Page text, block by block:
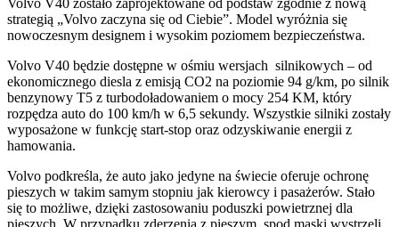
Volvo V40 zostało zaprojektowane od podstaw zgodnie z nową
strategią „Volvo zaczyna się od Ciebie”. Model wyróżnia się
nowoczesnym designem i wysokim poziomem bezpieczeństwa.
Volvo V40 będzie dostępne w ośmiu wersjach silnikowych – od
ekonomicznego diesla z emisją CO2 na poziomie 94 g/km, po silnik
benzynowy T5 z turbodoładowaniem o mocy 254 KM, który
rozpędza auto do 100 km/h w 6,5 sekundy. Wszystkie silniki zostały
wyposażone w funkcję start-stop oraz odzyskiwanie energii z
hamowania.
Volvo podkreśla, że auto jako jedyne na świecie oferuje ochronę
pieszych w takim samym stopniu jak kierowcy i pasażerów. Stało
się to możliwe, dzięki zastosowaniu poduszki powietrznej dla